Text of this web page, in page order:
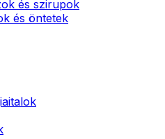
és szirupok
és öntetek